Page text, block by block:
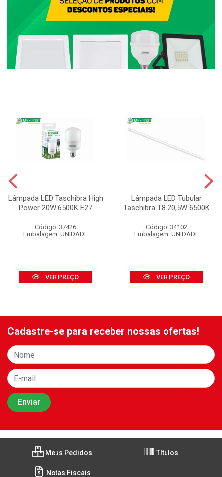
Lâmpada LED Taschibra High
Power 20W 6500K E27
Código: 37426
Embalagem: UNIDADE
VER PREÇO
Lâmpada LED Tubular
Taschibra T8 20,5W 6500K
Código: 34102
Embalagem: UNIDADE
VER PREÇO
Cadastre-se para receber nossas ofertas!
Meus Pedidos Títulos
Notas Fiscais